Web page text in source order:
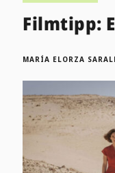
Filmtipp:
MARÍA ELORZA